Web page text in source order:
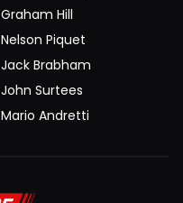
Graham Hill
Nelson Piquet
Jack Brabham
John Surtees
Mario Andretti